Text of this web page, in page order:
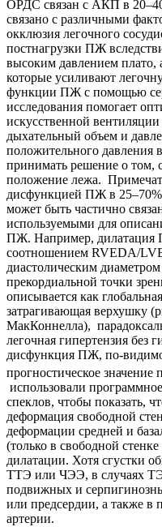
ОРДС связан с АКП в
связано с различными
окклюзия легочного
постнагрузки ПЖ
высоким давлением плато,
которые усиливают
функции ПЖ с помощью
исследования помогает
искусственной вентиляции
дыхательный объем и
положительного
принимать решение о том,
положение лежа.
дисфункцией ПЖ в
может быть частично
используемыми для
ПЖ. Например, дилатация
соотношением RVEDA/
диастолическим
прекордиальной точки
описывается как
затрагивающая верхушку
МакКоннелла),
легочная гипертензия
дисфункция ПЖ, по-
прогностическое
использовали
спеклов, чтобы показать,
деформация свободной
деформации средней и
(только в свободной
дилатации. Хотя сгустки
ТТЭ или ЧЭЭ, в случаях
подвижных и
или предсердии, а также в
артерии.